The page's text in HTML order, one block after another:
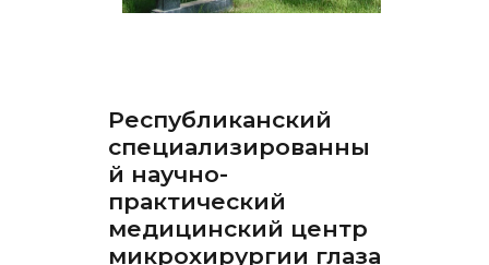
Республиканский
специализированны
й научно-
практический
медицинский центр
микрохирургии глаза